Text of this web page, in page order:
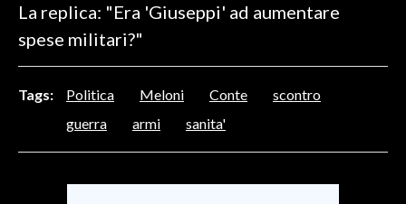
CALCIO REGIONALE
BASKET
MOTORI
ALTRI SPORT
La replica: "Era 'Giuseppi' ad aumentare
spese militari?"
Tags: Politica Meloni Conte
scontro
guerra
armi sanita'